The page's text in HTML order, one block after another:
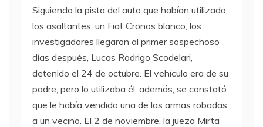
Siguiendo la pista del auto que habían utilizado
los asaltantes, un Fiat Cronos blanco, los
investigadores llegaron al primer sospechoso
días después, Lucas Rodrigo Scodelari,
detenido el 24 de octubre. El vehículo era de su
padre, pero lo utilizaba él; además, se constató
que le había vendido una de las armas robadas
a un vecino. El 2 de noviembre, la jueza Mirta